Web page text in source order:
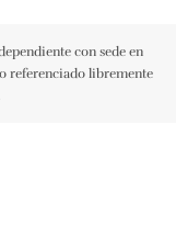
con sede en
referenciado libremente